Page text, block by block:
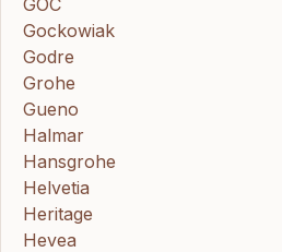
Gockowiak
Godre
Grohe
Gueno
Halmar
Hansgrohe
Helvetia
Heritage
Hevea